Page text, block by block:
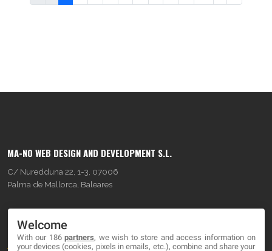
MA-NO WEB DESIGN AND DEVELOPMENT S.L.
C/ Nuredduna 22, 1-3, 07006
Palma de Mallorca, Baleares
About
Welcome
With our 186partners, we wish to store and access information on
your devices (cookies, pixels in emails, etc.), combine and share your